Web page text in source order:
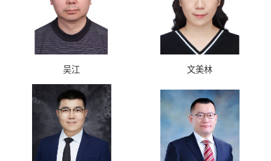
吴江 文美林